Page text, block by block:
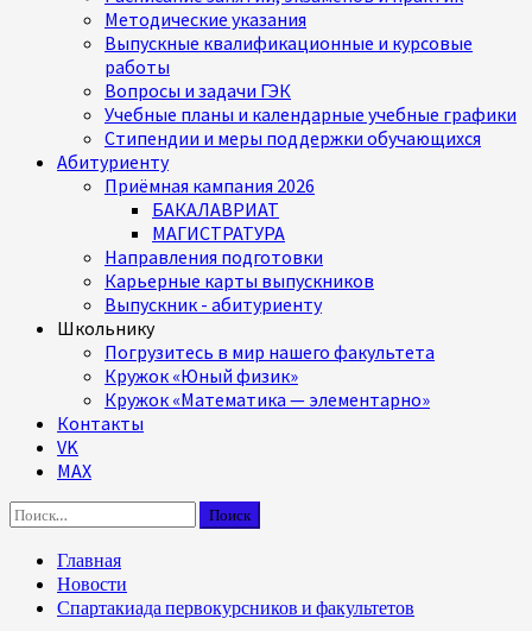
Методические указания
Выпускные квалификационные и курсовые
работы
Вопросы и задачи ГЭК
Учебные планы и календарные учебные графики
Стипендии и меры поддержки обучающихся
Абитуриенту
Приёмная кампания 2026
БАКАЛАВРИАТ
МАГИСТРАТУРА
Направления подготовки
Карьерные карты выпускников
Выпускник - абитуриенту
Школьнику
Погрузитесь в мир нашего факультета
Кружок «Юный физик»
Кружок «Математика — элементарно»
Контакты
VK
MAX
Найти:
Главная
Новости
Спартакиада первокурсников и факультетов